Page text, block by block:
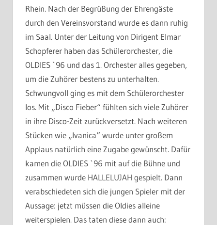
Rhein. Nach der Begrüßung der Ehrengäste
durch den Vereinsvorstand wurde es dann ruhig
im Saal. Unter der Leitung von Dirigent Elmar
Schopferer haben das Schülerorchester, die
OLDIES `96 und das 1. Orchester alles gegeben,
um die Zuhörer bestens zu unterhalten.
Schwungvoll ging es mit dem Schülerorchester
los. Mit „Disco Fieber“ fühlten sich viele Zuhörer
in ihre Disco-Zeit zurückversetzt. Nach weiteren
Stücken wie „Ivanica“ wurde unter großem
Applaus natürlich eine Zugabe gewünscht. Dafür
kamen die OLDIES `96 mit auf die Bühne und
zusammen wurde HALLELUJAH gespielt. Dann
verabschiedeten sich die jungen Spieler mit der
Aussage: jetzt müssen die Oldies alleine
weiterspielen. Das taten diese dann auch: